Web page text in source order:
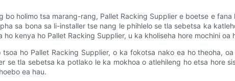
bo holimo tsa marang-rang, Pallet Racking Supplier e boetse e
sa bona sa li-installer tse nang le phihlelo se tla sebetsa ka
kenya ho Pallet Racking Supplier, u ka kholiseha hore mochini
ho Pallet Racking Supplier, o ka fokotsa nako ea ho theoha,
se tla sebetsa ka potlako le ka mokhoa o atlehileng ho etsa hore
ea hau.